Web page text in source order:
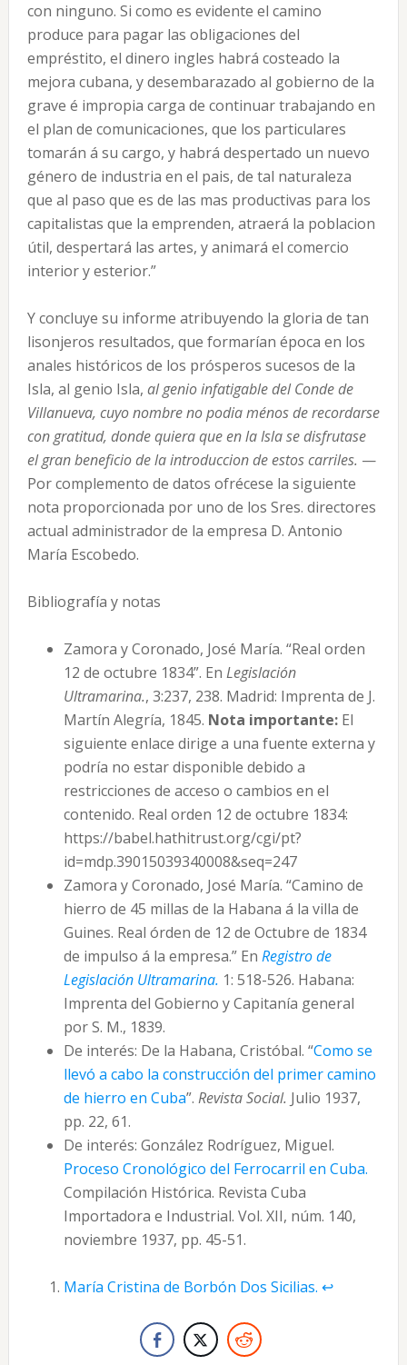
con ninguno. Si como es evidente el camino
produce para pagar las obligaciones del
empréstito, el dinero ingles habrá costeado la
mejora cubana, y desembarazado al gobierno de la
grave é impropia carga de continuar trabajando en
el plan de comunicaciones, que los particulares
tomarán á su cargo, y habrá despertado un nuevo
género de industria en el pais, de tal naturaleza
que al paso que es de las mas productivas para los
capitalistas que la emprenden, atraerá la poblacion
útil, despertará las artes, y animará el comercio
interior y esterior.”
Y concluye su informe atribuyendo la gloria de tan
lisonjeros resultados, que formarían época en los
anales históricos de los prósperos sucesos de la
Isla, al genio Isla, al genio infatigable del Conde de
Villanueva, cuyo nombre no podia ménos de recordarse
con gratitud, donde quiera que en la Isla se disfrutase
el gran beneficio de la introduccion de estos carriles. —
Por complemento de datos ofrécese la siguiente
nota proporcionada por uno de los Sres. directores
actual administrador de la empresa D. Antonio
María Escobedo.
Bibliografía y notas
Zamora y Coronado, José María. “Real orden
12 de octubre 1834”. En Legislación
Ultramarina., 3:237, 238. Madrid: Imprenta de J.
Martín Alegría, 1845. Nota importante:El
siguiente enlace dirige a una fuente externa y
podría no estar disponible debido a
restricciones de acceso o cambios en el
contenido. Real orden 12 de octubre 1834:
https://babel.hathitrust.org/cgi/pt?
id=mdp.39015039340008&seq=247
Zamora y Coronado, José María. “Camino de
hierro de 45 millas de la Habana á la villa de
Guines. Real órden de 12 de Octubre de 1834
de impulso á la empresa.” En Registro de
Legislación Ultramarina. 1: 518-526. Habana:
Imprenta del Gobierno y Capitanía general
por S. M., 1839.
De interés: De la Habana, Cristóbal. “Como se
llevó a cabo la construcción del primer camino
de hierro en Cuba”. Revista Social. Julio 1937,
pp. 22, 61.
De interés: González Rodríguez, Miguel.
Proceso Cronológico del Ferrocarril en Cuba.
Compilación Histórica. Revista Cuba
Importadora e Industrial. Vol. XII, núm. 140,
noviembre 1937, pp. 45-51.
María Cristina de Borbón Dos Sicilias. ↩︎